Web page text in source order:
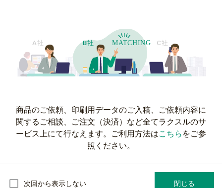
商品のご依頼、印刷用データのご入稿、ご依頼内容に
関するご相談、ご注文（決済）など全てラクスルのサ
ービス上にて行なえます。ご利用方法はこちら をご参
照ください。
次回から表示しない 閉じる
選択してください
複数箇所に納品する
納品希望日
選択してください